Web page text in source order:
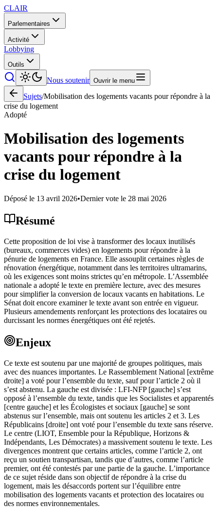
CLAIR
Parlementaires
Activité
Lobbying
Outils
Nous soutenir Ouvrir le menu
Sujets/Mobilisation des logements vacants pour répondre à la
crise du logement
Adopté
Mobilisation des logements
vacants pour répondre à la
crise du logement
Déposé le 13 avril 2026•Dernier vote le 28 mai 2026
Résumé
Cette proposition de loi vise à transformer des locaux inutilisés
(bureaux, commerces vides) en logements pour répondre à la
pénurie de logements en France. Elle assouplit certaines règles de
rénovation énergétique, notamment dans les territoires ultramarins,
où les exigences sont moins strictes qu’en métropole. L’Assemblée
nationale a adopté le texte en première lecture, avec des mesures
pour simplifier la conversion de locaux vacants en habitations. Le
Sénat doit encore examiner le texte avant son entrée en vigueur.
Plusieurs amendements renforçant les protections des locataires ou
durcissant les normes énergétiques ont été rejetés.
Enjeux
Ce texte est soutenu par une majorité de groupes politiques, mais
avec des nuances importantes. Le Rassemblement National [extrême
droite] a voté pour l’ensemble du texte, sauf pour l’article 2 où il
s’est abstenu. La gauche est divisée : LFI-NFP [gauche] s’est
opposé à l’ensemble du texte, tandis que les Socialistes et apparentés
[centre gauche] et les Écologistes et sociaux [gauche] se sont
abstenus sur l’ensemble, mais ont soutenu les articles 2 et 3. Les
Républicains [droite] ont voté pour l’ensemble du texte sans réserve.
Le centre (LIOT, Ensemble pour la République, Horizons &
Indépendants, Les Démocrates) a massivement soutenu le texte. Les
divergences montrent que certains articles, comme l’article 2, ont
reçu un soutien transpartisan, tandis que d’autres, comme l’article
premier, ont été contestés par une partie de la gauche. L’importance
de ce sujet réside dans son objectif de répondre à la crise du
logement, mais les désaccords portent sur l’équilibre entre
mobilisation des logements vacants et protection des locataires ou
des normes environnementales.